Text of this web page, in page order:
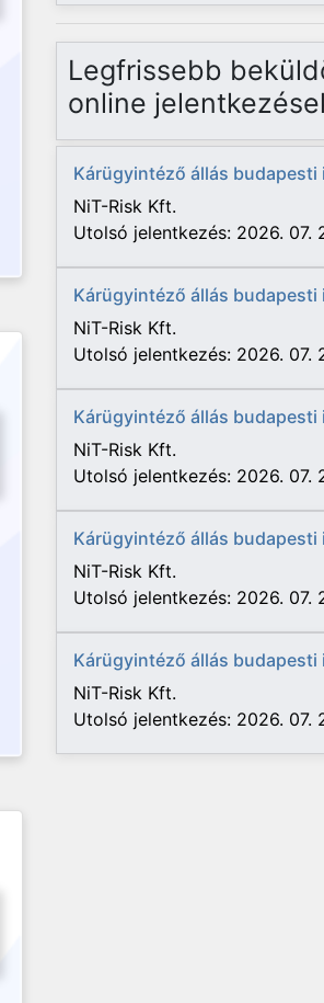
Legfrissebb
online
Kárügyintéző állás budapesti
NiT-Risk Kft.
Utolsó jelentkezés: 2026. 07.
Kárügyintéző állás budapesti
NiT-Risk Kft.
Utolsó jelentkezés: 2026. 07.
Kárügyintéző állás budapesti
NiT-Risk Kft.
Utolsó jelentkezés: 2026. 07.
Kárügyintéző állás budapesti
NiT-Risk Kft.
Utolsó jelentkezés: 2026. 07.
Kárügyintéző állás budapesti
NiT-Risk Kft.
Utolsó jelentkezés: 2026. 07.